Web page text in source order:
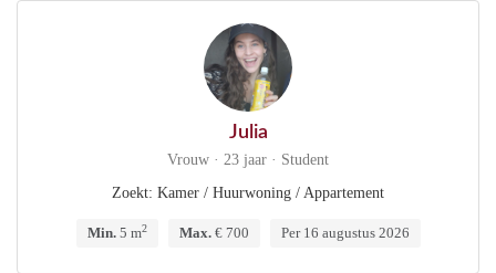
Julia
Vrouw · 23 jaar · Student
Zoekt: Kamer / Huurwoning / Appartement
Min.5 m2 Max.€ 700 Per 16 augustus 2026